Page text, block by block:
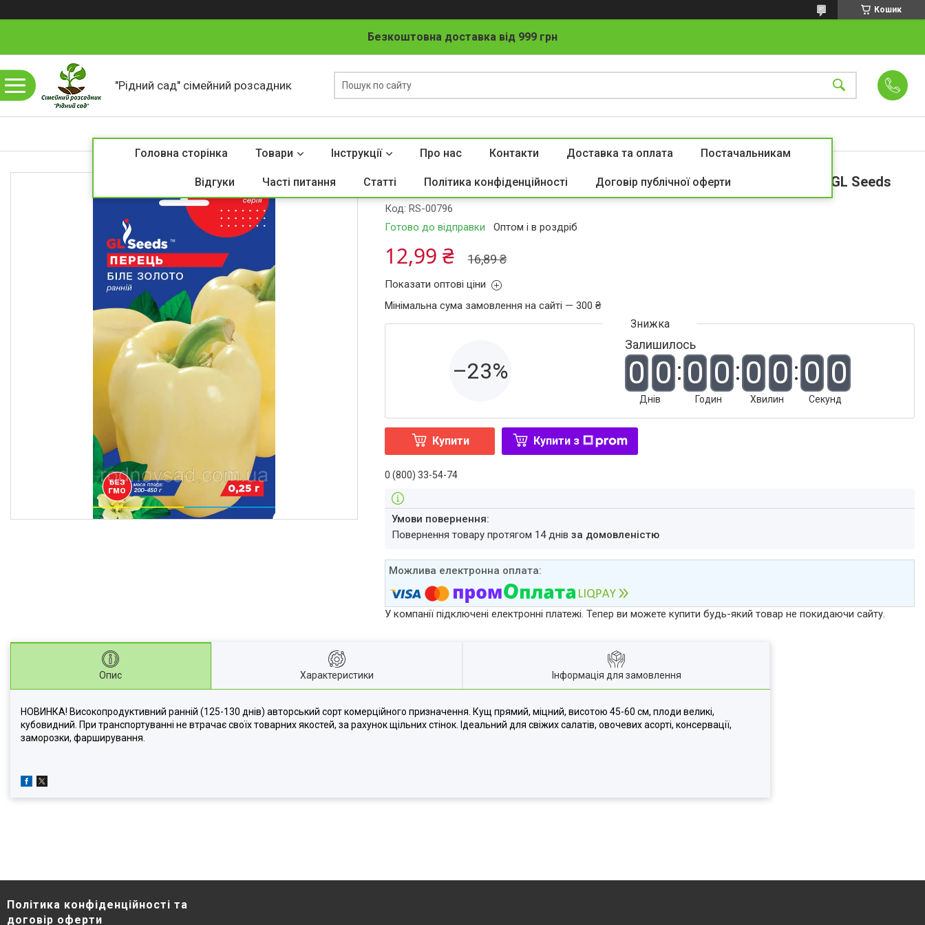
Кошик
Безкоштовна доставка від 999 грн
"Рідний сад" сімейний розсадник
Головна сторінка Товари Інструкції Про нас Контакти Доставка та оплата Постачальникам
Відгуки Часті питання Статті Політика конфіденційності Договір публічної оферти
Насіння перець солодкий Бiле Золото (0,25 г) ранній, For Hobby, TM GL Seeds
Готово до відправки Оптом і в роздріб
Код:RS-00796
16,89 ₴
12,99 ₴
Показати оптові ціни
Мінімальна сума замовлення на сайті — 300 ₴
–23%
Залишилось
0 0
Днів
0 0
Годин
0 0
Хвилин
0 0
Секунд
Купити Купити з
0 (800) 33-54-74
повернення товару протягом 14 днівза домовленістю
У компанії підключені електронні платежі. Тепер ви можете купити будь-який товар не покидаючи сайту.
Опис Характеристики Інформація для замовлення
НОВИНКА! Високопродуктивний ранній (125-130 днів) авторський сорт комерційного призначення. Кущ прямий, міцний, висотою 45-60 см, плоди великі,
кубовидний. При транспортуванні не втрачає своїх товарних якостей, за рахунок щільних стінок. Ідеальний для свіжих салатів, овочевих асорті, консервації,
заморозки, фарширування.
Політика конфіденційності та
договір оферти